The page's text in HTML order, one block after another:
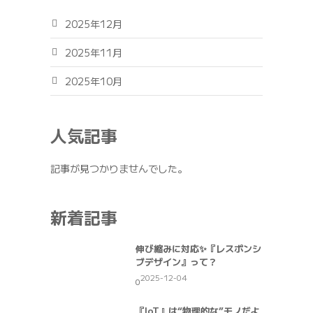
2025年12月
2025年11月
2025年10月
人気記事
記事が見つかりませんでした。
新着記事
伸び縮みに対応✨『レスポンシ
ブデザイン』って？
02025-12-04
『IoT』は“物理的な”モノだよ